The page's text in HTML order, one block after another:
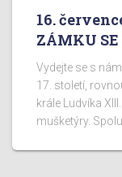
16.
ZÁMKU
Vydejte se s
17. století,
krále Ludvíka
mušketýry.